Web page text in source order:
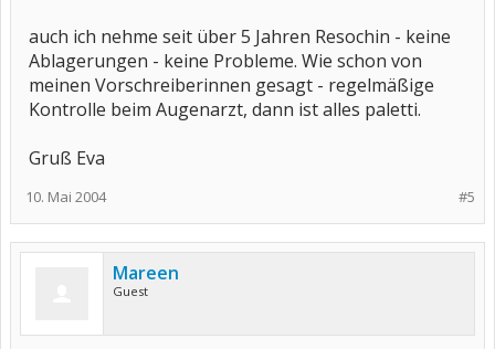
auch ich nehme seit über 5 Jahren Resochin - keine
Ablagerungen - keine Probleme. Wie schon von
meinen Vorschreiberinnen gesagt - regelmäßige
Kontrolle beim Augenarzt, dann ist alles paletti.
Gruß Eva
#5
10. Mai 2004
Mareen
Guest